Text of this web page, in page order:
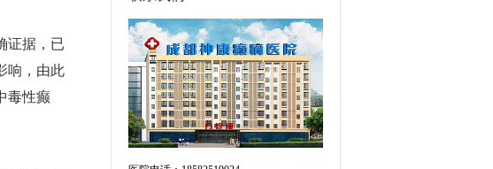
证据，已
响，由此
毒性癫